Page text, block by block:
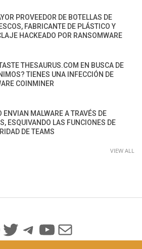
PROVEEDOR DE BOTELLAS DE
FABRICANTE DE PLÁSTICO Y
HACKEADO POR RANSOMWARE
THESAURUS.COM EN BUSCA DE
TIENES UNA INFECCIÓN DE
COINMINER
ENVIAN MALWARE A TRAVÉS DE
ESQUIVANDO LAS FUNCIONES DE
DE TEAMS
VIEW ALL
Twitter
Telegram
YouTube
Mail